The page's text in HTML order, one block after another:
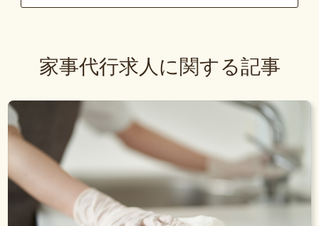
家事代行求人に関する記事